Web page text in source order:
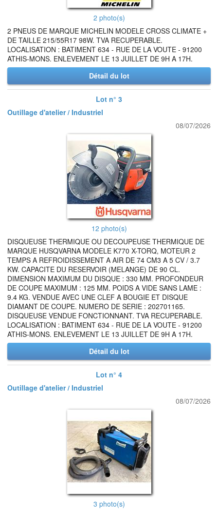
2 photo(s)
2 PNEUS DE MARQUE MICHELIN MODELE CROSS CLIMATE +
DE TAILLE 215/55R17 98W. TVA RECUPERABLE.
LOCALISATION : BATIMENT 634 - RUE DE LA VOUTE - 91200
ATHIS-MONS. ENLEVEMENT LE 13 JUILLET DE 9H A 17H.
Détail du lot
Lot n° 3
Outillage d'atelier / Industriel
08/07/2026
12 photo(s)
DISQUEUSE THERMIQUE OU DECOUPEUSE THERMIQUE DE
MARQUE HUSQVARNA MODELE K770 X-TORQ, MOTEUR 2
TEMPS A REFROIDISSEMENT A AIR DE 74 CM3 A 5 CV / 3.7
KW. CAPACITE DU RESERVOIR (MELANGE) DE 90 CL.
DIMENSION MAXIMUM DU DISQUE : 330 MM. PROFONDEUR
DE COUPE MAXIMUM : 125 MM. POIDS A VIDE SANS LAME :
9.4 KG. VENDUE AVEC UNE CLEF A BOUGIE ET DISQUE
DIAMANT DE COUPE. NUMERO DE SERIE : 202701165.
DISQUEUSE VENDUE FONCTIONNANT. TVA RECUPERABLE.
LOCALISATION : BATIMENT 634 - RUE DE LA VOUTE - 91200
ATHIS-MONS. ENLEVEMENT LE 13 JUILLET DE 9H A 17H.
Détail du lot
Lot n° 4
Outillage d'atelier / Industriel
08/07/2026
3 photo(s)